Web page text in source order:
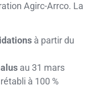
Agirc-Arrco. La
à partir du
au 31 mars
à 100 %